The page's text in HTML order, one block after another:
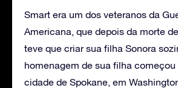
Smart era um dos veteranos da
Americana, que depois da morte
teve que criar sua filha Sonora
homenagem de sua filha começou
cidade de Spokane, em